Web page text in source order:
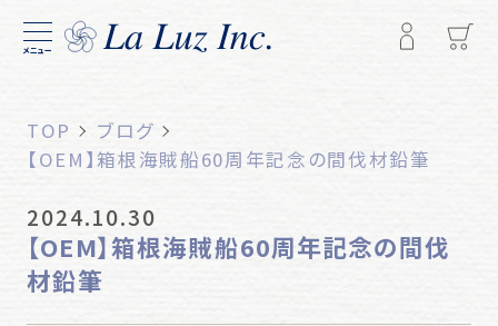
メニュー
TOP
ブログ
【OEM】箱根海賊船60周年記念の間伐材鉛筆
2024.10.30
【OEM】箱根海賊船60周年記念の間伐
材鉛筆